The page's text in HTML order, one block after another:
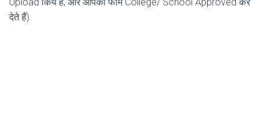
देते हैं).